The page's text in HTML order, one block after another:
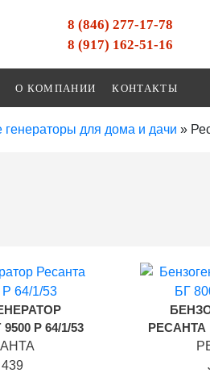
8 (846) 277-17-78
8 (917) 162-51-16
О КОМПАНИИ КОНТАКТЫ
генераторы для дома и дачи »
Р 64/1/53
РЕСАНТА